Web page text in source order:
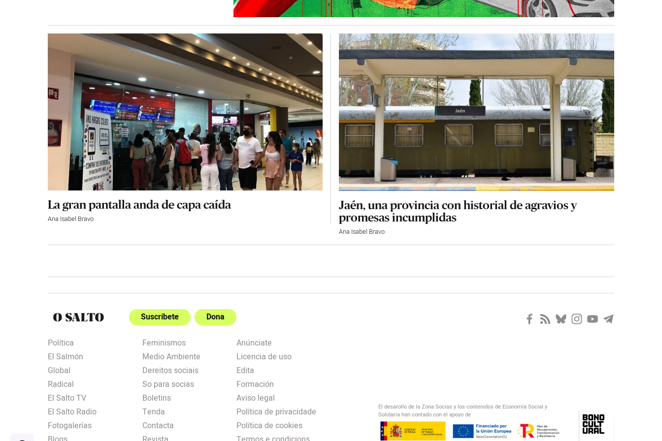
La gran pantalla anda de capa caída
Ana Isabel Bravo
Jaén, una provincia con historial de agravios y
promesas incumplidas
Ana Isabel Bravo
Suscríbete Dona
Política
El Salmón
Global
Radical
El Salto TV
El Salto Radio
Fotogalerías
Feminismos
Medio Ambiente
Dereitos sociais
So para socias
Boletins
Tenda
Contacta
Anúnciate
Licencia de uso
Edita
Formación
Aviso legal
Política de privacidade
Política de cookies
El desarollo de la Zona Socias y los contenidos de Economía Social y
Solidaria han contado con el apoyo de